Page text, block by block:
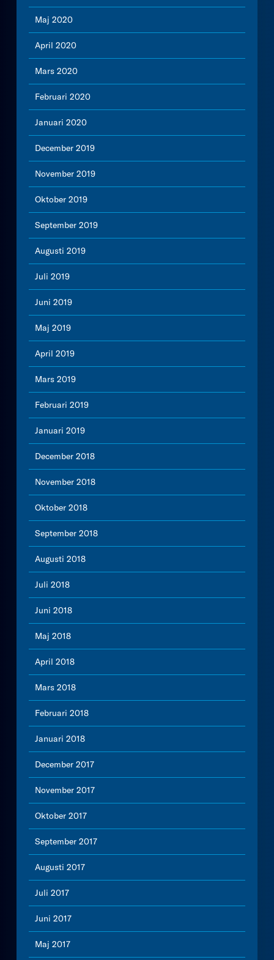
Maj 2020
April 2020
Mars 2020
Februari 2020
Januari 2020
December 2019
November 2019
Oktober 2019
September 2019
Augusti 2019
Juli 2019
Juni 2019
Maj 2019
April 2019
Mars 2019
Februari 2019
Januari 2019
December 2018
November 2018
Oktober 2018
September 2018
Augusti 2018
Juli 2018
Juni 2018
Maj 2018
April 2018
Mars 2018
Februari 2018
Januari 2018
December 2017
November 2017
Oktober 2017
September 2017
Augusti 2017
Juli 2017
Juni 2017
Maj 2017